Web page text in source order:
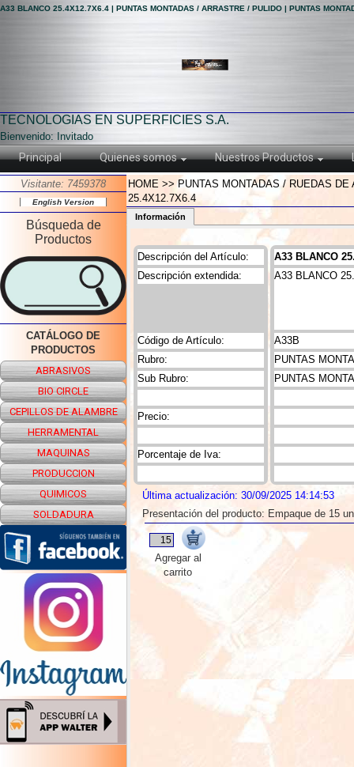
A33 BLANCO 25.4X12.7X6.4 | PUNTAS MONTADAS / ARRASTRE / PULIDO | PUNTAS
TECNOLOGIAS EN SUPERFICIES S.A.
Bienvenido: Invitado
Principal Quienes somos Nuestros Productos
Visitante: 7459378
English Version
Búsqueda de
Productos
CATÁLOGO DE
PRODUCTOS
ABRASIVOS
BIO CIRCLE
CEPILLOS DE ALAMBRE
HERRAMENTAL
MAQUINAS
PRODUCCION
QUIMICOS
SOLDADURA
HOME >> PUNTAS MONTADAS / RUEDAS
25.4X12.7X6.4
Información
Descripción del Artículo:
Código de Artículo:
Rubro:
Sub Rubro:
Precio:
Descripción extendida:
Porcentaje de Iva:
A33 BLANCO
A33B
PUNTAS
PUNTAS
A33 BLANCO
Última actualización: 30/09/2025 14:14:53
Presentación del producto: Empaque de 15
Agregar al
carrito